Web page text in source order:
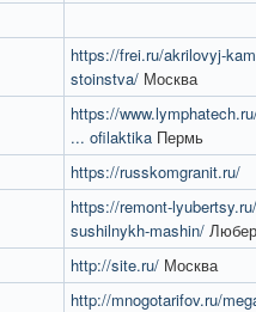
https://frei.ru/akrilovyj-
stoinstva/ Москва
https://
... ofilaktika Пермь
https://russkomgranit.ru/
https://remont-
sushilnykh-mashin/
http://site.ru/ Москва
http://mnogotarifov.ru/